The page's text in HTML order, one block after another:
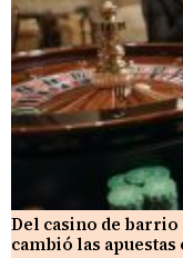
Del casino de barrio
cambió las